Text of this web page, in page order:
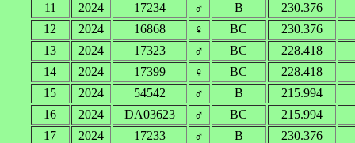
11
2024 17234 ♂ B
230.376
12
2024 16868 ♀ BC
230.376
13
2024 17323 ♂ BC
228.418
14
2024 17399 ♀ BC
228.418
15
2024 54542 ♂ B
215.994
16
2024 DA03623 ♂ BC
215.994
17
2024 17233 ♂ B
230.376